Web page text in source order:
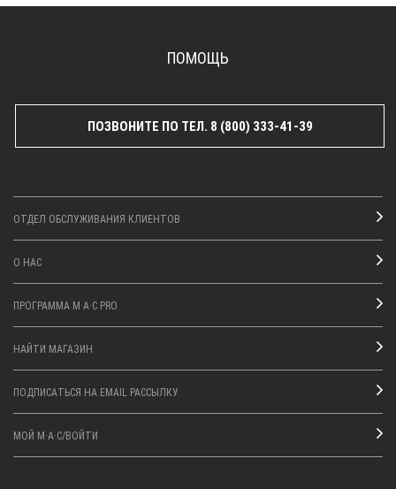
ПОМОЩЬ
ПОЗВОНИТЕ ПО ТЕЛ. 8 (800) 333-41-39
ОТДЕЛ ОБСЛУЖИВАНИЯ КЛИЕНТОВ
О НАС
ПРОГРАММА M·A·C PRO
НАЙТИ МАГАЗИН
ПОДПИСАТЬСЯ НА EMAIL РАССЫЛКУ
МОЙ M·A·C/ВОЙТИ